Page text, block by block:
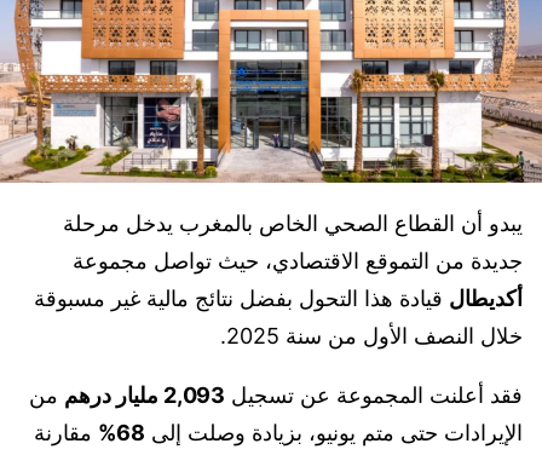
يبدو أن القطاع الصحي الخاص بالمغرب يدخل مرحلة
جديدة من التموقع الاقتصادي، حيث تواصل مجموعة
أكديطال قيادة هذا التحول بفضل نتائج مالية غير مسبوقة
خلال النصف الأول من سنة 2025.
فقد أعلنت المجموعة عن تسجيل 2,093 مليار درهم
من
الإيرادات حتى متم يونيو، بزيادة وصلت إلى 68%
مقارنة